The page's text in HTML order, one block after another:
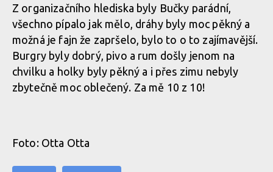
Z organizačního hlediska byly Bučky parádní,
všechno pípalo jak mělo, dráhy byly moc pěkný a
možná je fajn že zapršelo, bylo to o to zajímavější.
Burgry byly dobrý, pivo a rum došly jenom na
chvilku a holky byly pěkný a i přes zimu nebyly
zbytečně moc oblečený. Za mě 10 z 10!
Foto: Otta Otta